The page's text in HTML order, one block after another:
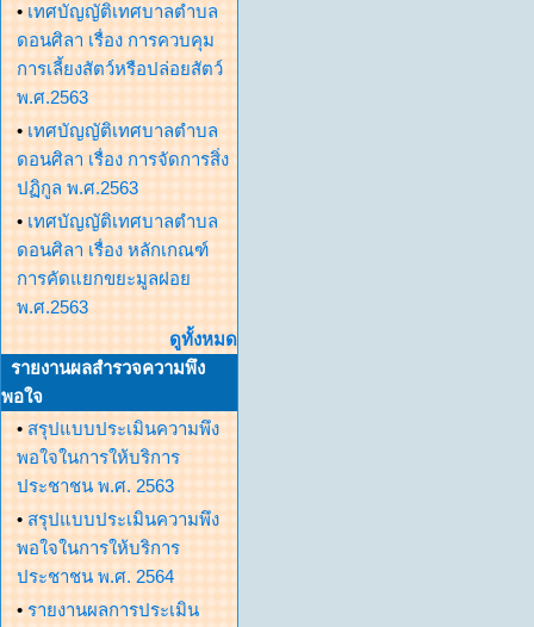
• เทศบัญญัติเทศบาลตำบล
ดอนศิลา เรื่อง การควบคุม
การเลี้ยงสัตว์หรือปล่อยสัตว์
พ.ศ.2563
• เทศบัญญัติเทศบาลตำบล
ดอนศิลา เรื่อง การจัดการสิ่ง
ปฏิกูล พ.ศ.2563
• เทศบัญญัติเทศบาลตำบล
ดอนศิลา เรื่อง หลักเกณฑ์
การคัดแยกขยะมูลฝอย
พ.ศ.2563
ดูทั้งหมด
รายงานผลสำรวจความพึง
พอใจ
• สรุปแบบประเมินความพึง
พอใจในการให้บริการ
ประชาชน พ.ศ. 2563
• สรุปแบบประเมินความพึง
พอใจในการให้บริการ
ประชาชน พ.ศ. 2564
• รายงานผลการประเมิน